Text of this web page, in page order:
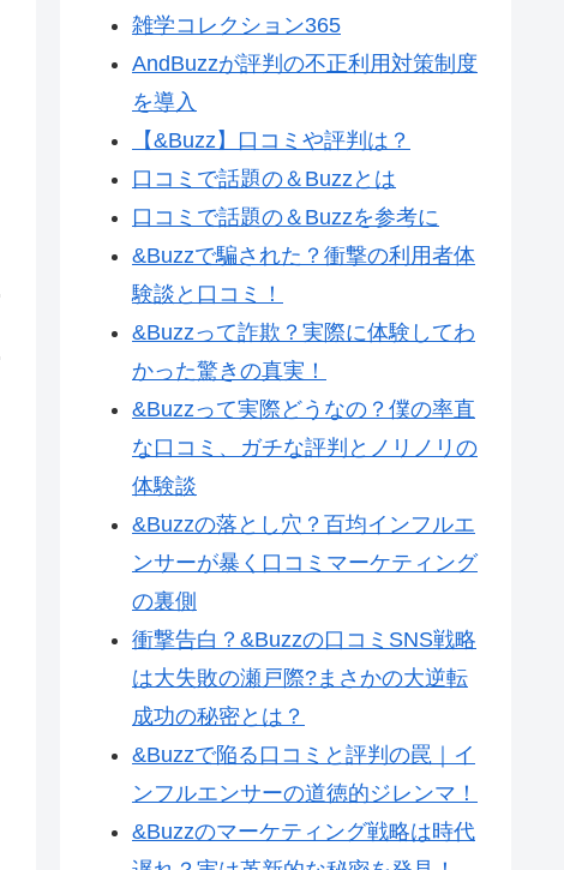
雑学コレクション365
AndBuzzが評判の不正利用対策制度
を導入
【&Buzz】口コミや評判は？
口コミで話題の＆Buzzとは
口コミで話題の＆Buzzを参考に
&Buzzで騙された？衝撃の利用者体
験談と口コミ！
&Buzzって詐欺？実際に体験してわ
かった驚きの真実！
&Buzzって実際どうなの？僕の率直
な口コミ、ガチな評判とノリノリの
体験談
&Buzzの落とし穴？百均インフルエ
ンサーが暴く口コミマーケティング
の裏側
衝撃告白？&Buzzの口コミSNS戦略
は大失敗の瀬戸際?まさかの大逆転
成功の秘密とは？
&Buzzで陥る口コミと評判の罠｜イ
ンフルエンサーの道徳的ジレンマ！
&Buzzのマーケティング戦略は時代